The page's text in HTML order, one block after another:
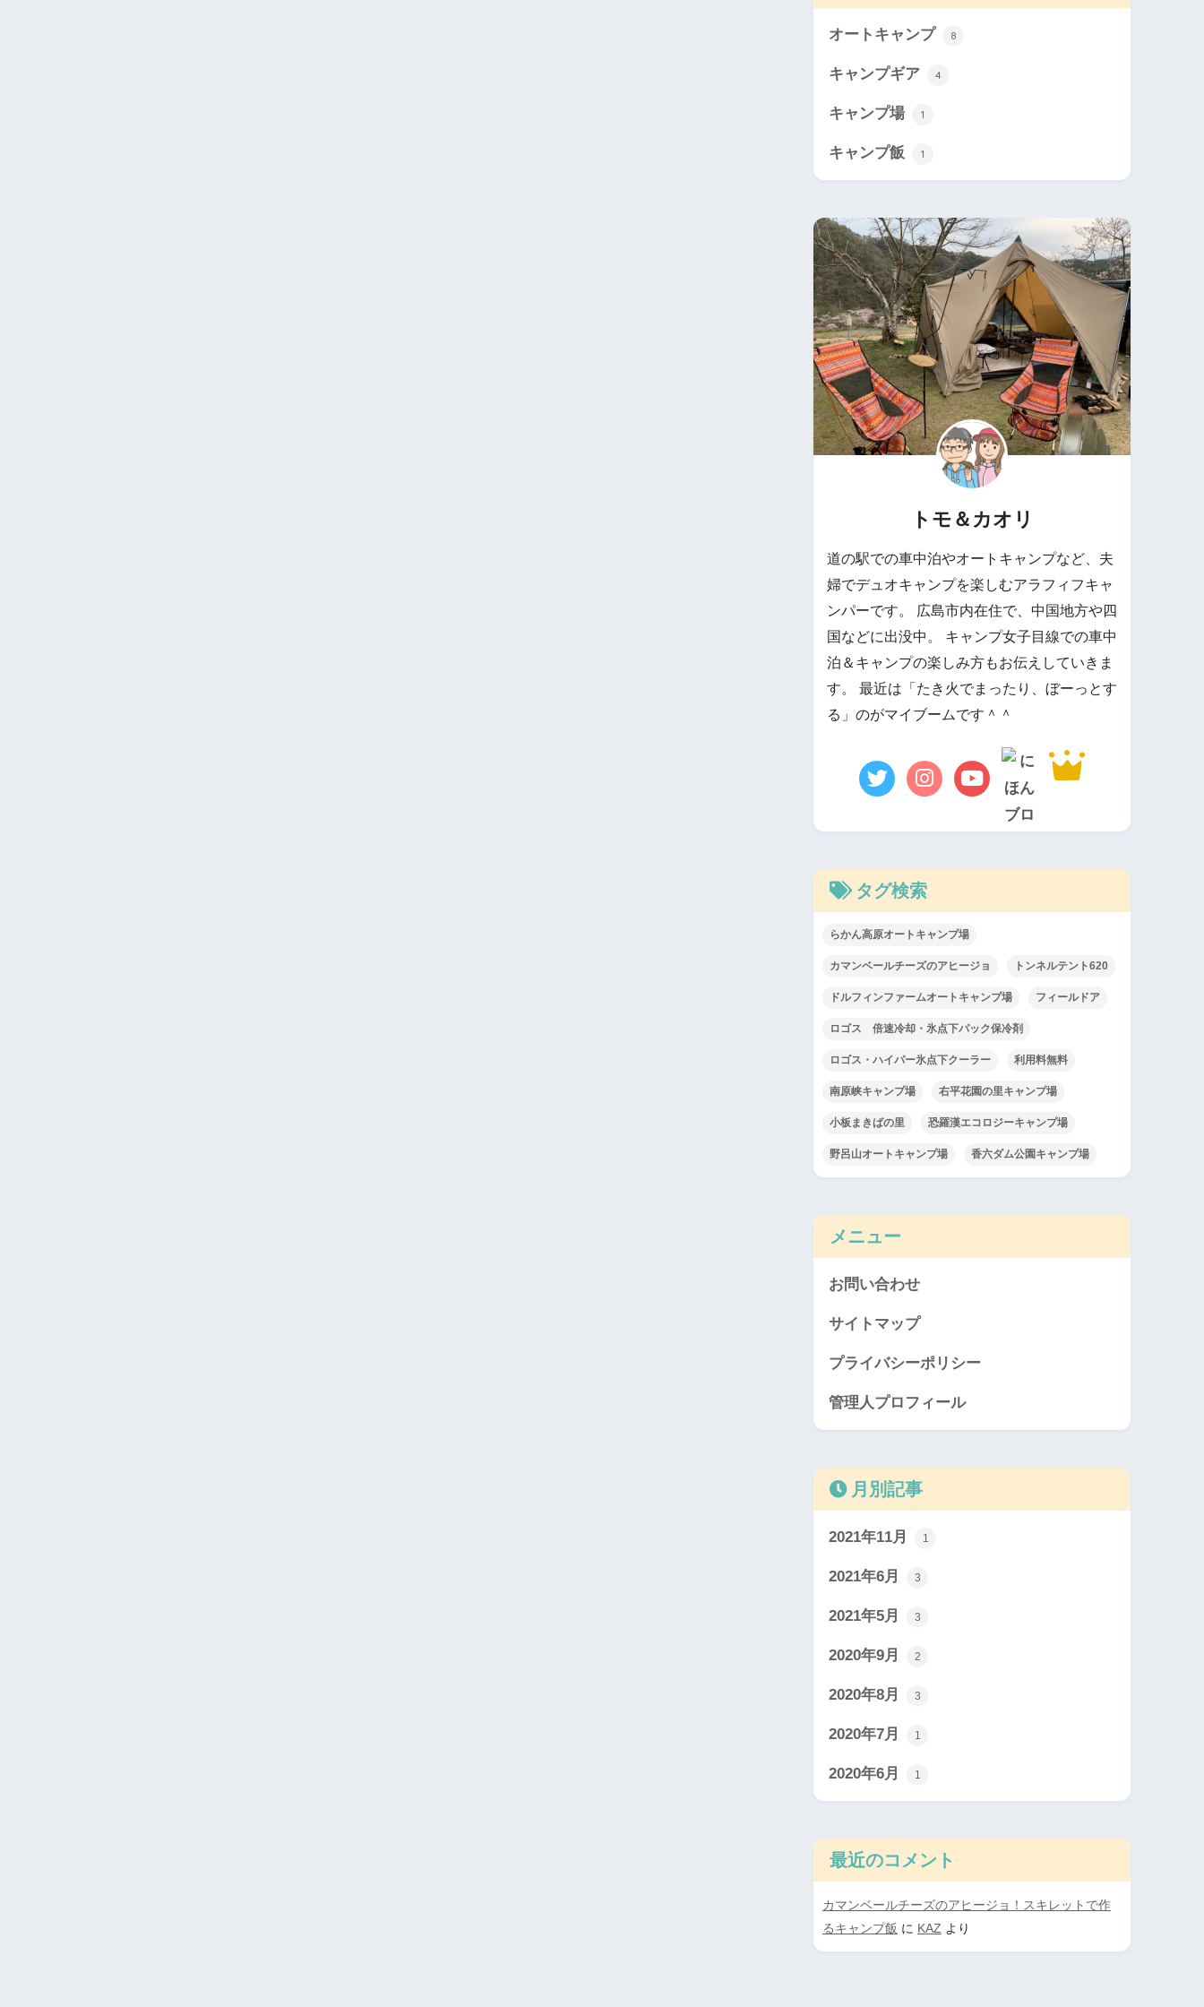
オートキャンプ 8
キャンプギア 4
キャンプ場 1
キャンプ飯 1
トモ＆カオリ
道の駅での車中泊やオートキャンプなど、夫
婦でデュオキャンプを楽しむアラフィフキャ
ンパーです。 広島市内在住で、中国地方や四
国などに出没中。 キャンプ女子目線での車中
泊＆キャンプの楽しみ方もお伝えしていきま
す。 最近は「たき火でまったり、ぼーっとす
る」のがマイブームです＾＾
タグ検索
らかん高原オートキャンプ場
カマンベールチーズのアヒージョ トンネルテント620
ドルフィンファームオートキャンプ場 フィールドア
ロゴス 倍速冷却・氷点下パック保冷剤
ロゴス・ハイパー氷点下クーラー 利用料無料
南原峡キャンプ場 右平花園の里キャンプ場
小板まきばの里 恐羅漢エコロジーキャンプ場
野呂山オートキャンプ場 香六ダム公園キャンプ場
メニュー
お問い合わせ
サイトマップ
プライバシーポリシー
管理人プロフィール
月別記事
2021年11月 1
2021年6月 3
2021年5月 3
2020年9月 2
2020年8月 3
2020年7月 1
2020年6月 1
最近のコメント
カマンベールチーズのアヒージョ！スキレットで作
るキャンプ飯 に KAZ より